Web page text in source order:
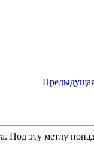
Под эту метлу